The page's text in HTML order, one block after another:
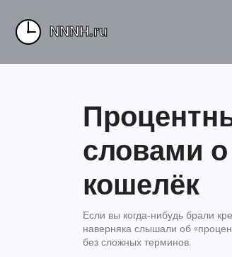
словами
кошелёк
Если вы когда‑нибудь брали
наверняка слышали об
без сложных терминов.